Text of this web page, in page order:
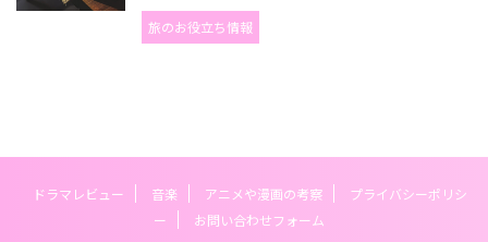
旅のお役立ち情報
ドラマレビュー 音楽 アニメや漫画の考察
プライバシーポリシ
ー
お問い合わせフォーム